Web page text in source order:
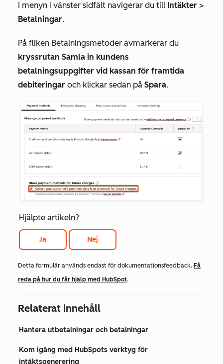
I menyn i vänster sidfält navigerar du till Intäkter >
Betalningar.
På fliken Betalningsmetoder avmarkerar du
kryssrutan Samla in kundens
betalningsuppgifter vid kassan för framtida
debiteringar och klickar sedan på Spara.
Hjälpte artikeln?
Ja Nej
Detta formulär används endast för dokumentationsfeedback. Få
reda på hur du får hjälp med HubSpot.
Relaterat innehåll
Hantera utbetalningar och betalningar
Kom igång med HubSpots verktyg för
intäktsgenerering